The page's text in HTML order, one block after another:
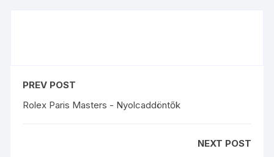
PREV POST
Rolex Paris Masters - Nyolcaddöntők
NEXT POST